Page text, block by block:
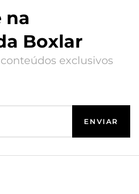
na
Boxlar
exclusivos